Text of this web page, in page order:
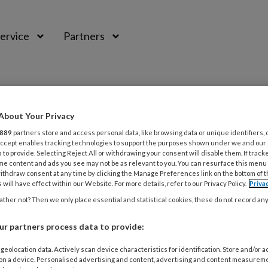
Partners
ACTUEEL KENNIS EN KWALITEIT
over werken met de
organiseerde onlangs een regionale
en arbeidsdeskundigen. Thema was ‘Werken
Your Privacy
889 partners store and access personal data, like browsing data or unique identifiers,
enables tracking technologies to support the purposes shown under we and
to provide. Selecting Reject All or withdrawing your consent will disable them. If
content and ads you see may not be as relevant to you. You can resurface this
consent at any time by clicking the Manage Preferences link on the bottom of
will have effect within our Website. For more details, refer to our Privacy Policy.
not? Then we only place essential and statistical cookies, these do not record
partners process data to provide:
data. Actively scan device characteristics for identification. Store and/or
a device. Personalised advertising and content, advertising and content